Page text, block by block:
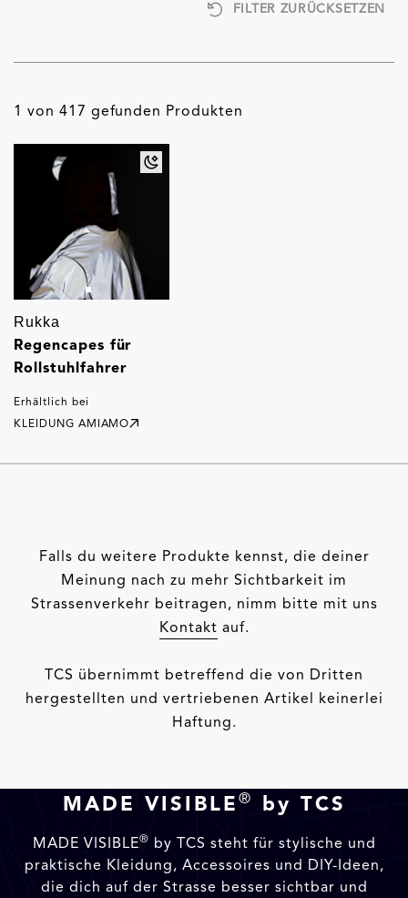
FILTER ZURÜCKSETZEN
1 von 417 gefunden Produkten
Rukka
Regencapes für
Rollstuhlfahrer
Erhältlich bei
KLEIDUNG AMIAMO
Falls du weitere Produkte kennst, die deiner
Meinung nach zu mehr Sichtbarkeit im
Strassenverkehr beitragen, nimm bitte mit uns
Kontakt auf.
TCS übernimmt betreffend die von Dritten
hergestellten und vertriebenen Artikel keinerlei
Haftung.
MADE VISIBLE ® by TCS
MADE VISIBLE® by TCS steht für stylische und
praktische Kleidung, Accessoires und DIY-Ideen,
die dich auf der Strasse besser sichtbar und